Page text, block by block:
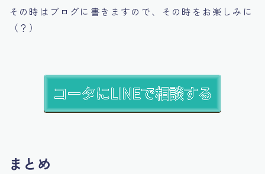
その時はブログに書きますので、その時をお楽しみに
（？）
まとめ